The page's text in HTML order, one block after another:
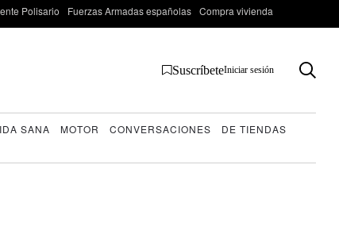
Polisario Fuerzas Armadas españolas Compra vivienda
SuscríbeteIniciar sesión
SANA MOTOR CONVERSACIONES
DE TIENDAS